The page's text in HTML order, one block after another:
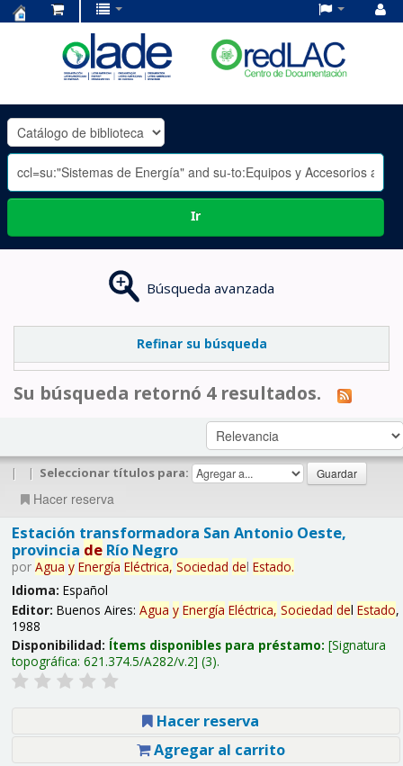
OLADE
-
Ir
Búsqueda avanzada
Refinar su búsqueda
Su búsqueda retornó 4 resultados.
| | Seleccionar títulos para:
Hacer reserva
Estación transformadora San Antonio Oeste,
provincia deRío Negro
por Agua y Energía Eléctrica, Sociedad del Estado.
Idioma: Español
Editor: Buenos Aires: Agua y Energía Eléctrica, Sociedad del Estado,
1988
Disponibilidad: Ítems disponibles para préstamo: Signatura
topográfica: 621.374.5/A282/v.2 (3).
Hacer reserva
Agregar al carrito